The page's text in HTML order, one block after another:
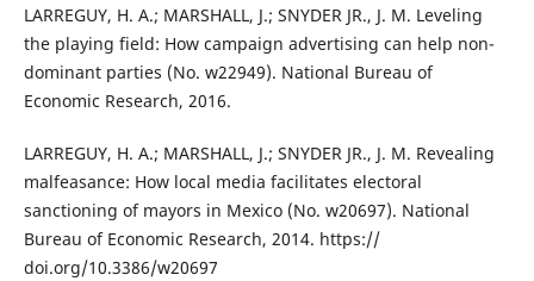
LARREGUY, H. A.; MARSHALL, J.; SNYDER JR., J. M. Leveling
the playing field: How campaign advertising can help non-
dominant parties (No. w22949). National Bureau of
Economic Research, 2016.
LARREGUY, H. A.; MARSHALL, J.; SNYDER JR., J. M. Revealing
malfeasance: How local media facilitates electoral
sanctioning of mayors in Mexico (No. w20697). National
Bureau of Economic Research, 2014. https://
doi.org/10.3386/w20697